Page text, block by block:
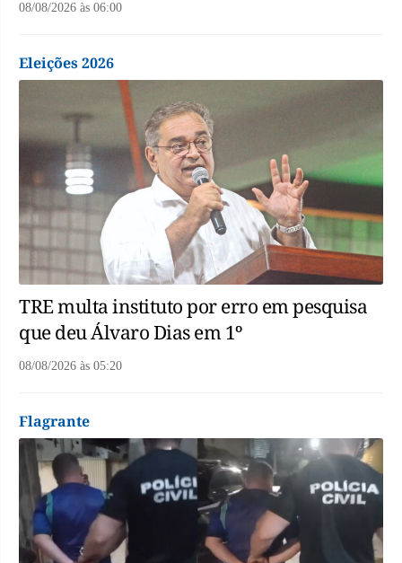
08/08/2026 às 06:00
Eleições 2026
TRE multa instituto por erro em pesquisa
que deu Álvaro Dias em 1º
08/08/2026 às 05:20
Flagrante